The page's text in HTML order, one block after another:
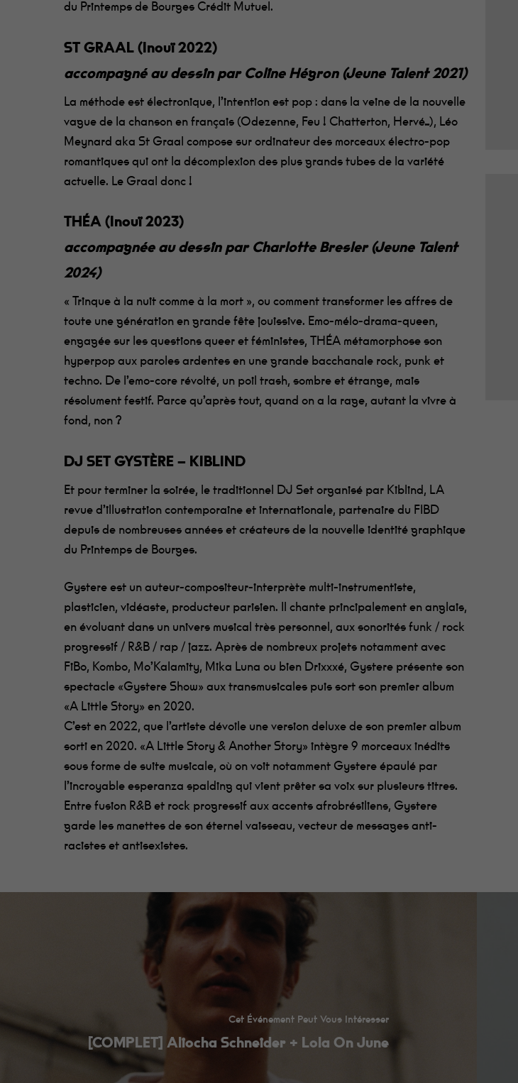
du Printemps de Bourges Crédit Mutuel.
ST GRAAL (Inouï 2022)
accompagné au dessin par Coline Hégron (Jeune Talent 2021)
La méthode est électronique, l’intention est pop : dans la veine de la nouvelle
vague de la chanson en français (Odezenne, Feu ! Chatterton, Hervé…), Léo
Meynard aka St Graal compose sur ordinateur des morceaux électro-pop
romantiques qui ont la décomplexion des plus grands tubes de la variété
actuelle. Le Graal donc !
THÉA (Inouï 2023)
accompagnée au dessin par Charlotte Bresler (Jeune Talent
2024)
« Trinque à la nuit comme à la mort », ou comment transformer les affres de
toute une génération en grande fête jouissive. Emo-mélo-drama-queen,
engagée sur les questions queer et féministes, THÉA métamorphose son
hyperpop aux paroles ardentes en une grande bacchanale rock, punk et
techno. De l’emo-core révolté, un poil trash, sombre et étrange, mais
résolument festif. Parce qu’après tout, quand on a la rage, autant la vivre à
fond, non ?
DJ SET GYSTÈRE – KIBLIND
Et pour terminer la soirée, le traditionnel DJ Set organisé par Kiblind, LA
revue d’illustration contemporaine et internationale, partenaire du FIBD
depuis de nombreuses années et créateurs de la nouvelle identité graphique
du Printemps de Bourges.
Gystere est un auteur-compositeur-interprète multi-instrumentiste,
plasticien, vidéaste, producteur parisien. Il chante principalement en anglais,
en évoluant dans un univers musical très personnel, aux sonorités funk / rock
progressif / R&B / rap / jazz. Après de nombreux projets notamment avec
FiBo, Kombo, Mo’Kalamity, Mika Luna ou bien Drixxxé, Gystere présente son
spectacle «Gystere Show» aux transmusicales puis sort son premier album
«A Little Story» en 2020.
C’est en 2022, que l’artiste dévoile une version deluxe de son premier album
sorti en 2020. «A Little Story & Another Story» intègre 9 morceaux inédits
sous forme de suite musicale, où on voit notamment Gystere épaulé par
l’incroyable esperanza spalding qui vient prêter sa voix sur plusieurs titres.
Entre fusion R&B et rock progressif aux accents afrobrésiliens, Gystere
garde les manettes de son éternel vaisseau, vecteur de messages anti-
racistes et antisexistes.
Cet Événement Peut Vous Intéresser
[COMPLET] Aliocha Schneider + Lola On June